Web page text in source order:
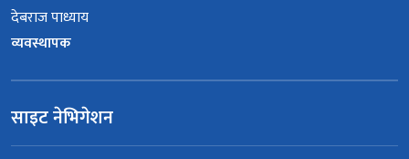
देबराज पाध्याय
व्यवस्थापक
साइट नेभिगेशन